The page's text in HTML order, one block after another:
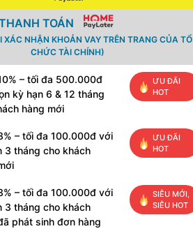
TOÁN
XÁC NHẬN KHOẢN VAY TRÊN TRANG CỦA TỔ
CHỨC TÀI CHÍNH)
– tối đa 500.000đ
kỳ hạn 6 & 12 tháng
hàng mới
ƯU ĐÃI
HOT
– tối đa 100.000đ với
3 tháng cho khách
ƯU ĐÃI
HOT
– tối đa 100.000đ với
3 tháng cho khách
phát sinh đơn hàng
SIÊU MỚI,
SIÊU HOT